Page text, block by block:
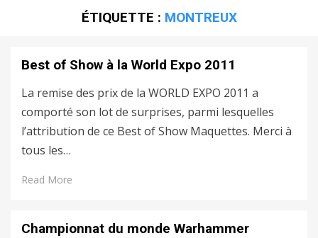
ÉTIQUETTE : MONTREUX
Best of Show à la World Expo 2011
La remise des prix de la WORLD EXPO 2011 a
comporté son lot de surprises, parmi lesquelles
l’attribution de ce Best of Show Maquettes. Merci à
tous les…
Read More
Championnat du monde Warhammer